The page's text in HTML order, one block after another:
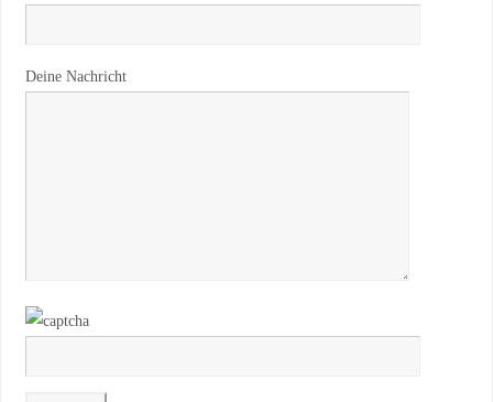
Deine Nachricht